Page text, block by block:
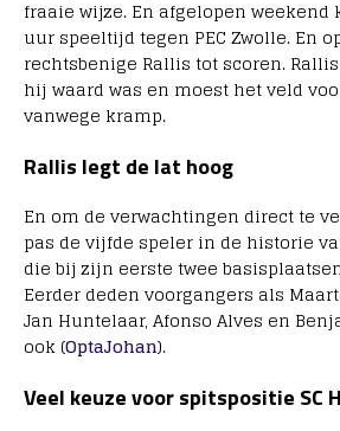
fraaie wijze. En afgelopen
uur speeltijd tegen PEC Zwolle. En
rechtsbenige Rallis tot scoren.
hij waard was en moest het veld
vanwege kramp.
Rallis legt de lat hoog
En om de verwachtingen direct te
pas de vijfde speler in de historie
die bij zijn eerste twee
Eerder deden voorgangers als
Jan Huntelaar, Afonso Alves en
ook (OptaJohan).
Veel keuze voor spitspositie SC